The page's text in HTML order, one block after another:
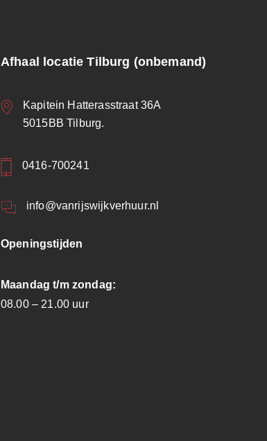
Afhaal locatie Tilburg (onbemand)
Kapitein Hatterasstraat 36A
5015BB Tilburg.
0416-700241
info@vanrijswijkverhuur.nl
Openingstijden
Maandag t/m zondag:
08.00 – 21.00 uur